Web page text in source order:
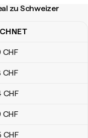
zu Schweizer
Schweizer Franken
CHF
CHF
CHF
CHF
CHF